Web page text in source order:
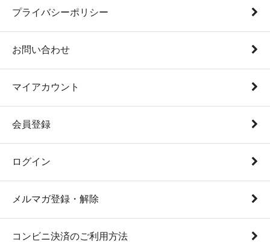
プライバシーポリシー
お問い合わせ
マイアカウント
会員登録
ログイン
メルマガ登録・解除
コンビニ決済のご利用方法